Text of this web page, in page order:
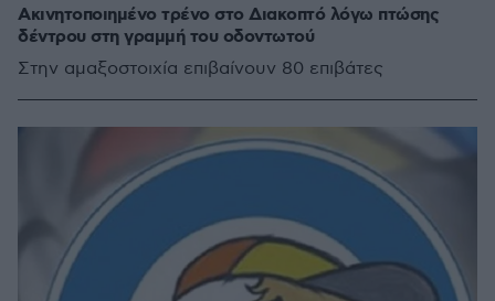
Ακινητοποιημένο τρένο στο Διακοπτό λόγω πτώσης
δέντρου στη γραμμή του οδοντωτού
Στην αμαξοστοιχία επιβαίνουν 80 επιβάτες